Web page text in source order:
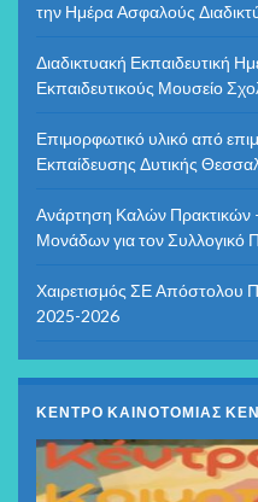
την Ημέρα Ασφαλούς
Διαδικτυακή Εκπαιδευτική
Εκπαιδευτικούς Μουσείο
Επιμορφωτικό υλικό από
Εκπαίδευσης Δυτικής
Ανάρτηση Καλών Πρακτικών
Μονάδων για τον
Χαιρετισμός ΣΕ Απόστολου
2025-2026
ΚΕΝΤΡΟ ΚΑΙΝΟΤΟΜΙΑΣ